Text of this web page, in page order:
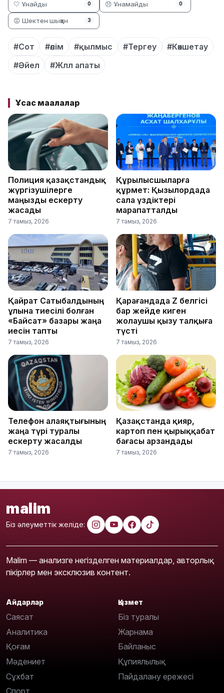
🤍 Ұнайды 0 😞 Ұнамайды 0
😡 Шектен шыққан 3
#Сот #өлім #қылмыс #Тергеу
#Көкшетау
#Әйел
#Жлл апаты
Ұқсас мақалалар
Полиция қазақстандық
жүргізушілерге
маңызды ескерту
жасады
7 тамыз, 2026
Құрылысшыларға
құрмет: Қызылордада
сала үздіктері
марапатталды
7 тамыз, 2026
Қайрат Сатыбалдының
ұлына тиесілі болған
«Байсат» базары жаңа
иесін тапты
7 тамыз, 2026
Қарағандада Z белгісі
бар жейде киген
жолаушы қызу талқыға
түсті
7 тамыз, 2026
Телефон алаяқтығының
жаңа түрі туралы
ескерту жасалды
7 тамыз, 2026
Қазақстанда қияр,
картоп пен қырыққабат
бағасы арзандады
7 тамыз, 2026
malim
Біз әлеуметтік желіде:
Malim — анализге негізделген материалдар, авторлық
пікірлер мен эксклюзив контент.
Айдарлар
Саясат
Аналитика
Қоғам
Мәдениет
Сұхбат
Қызмет
Біз туралы
Жарнама
Байланыс
Құпиялылық
Пайдалану ережесі